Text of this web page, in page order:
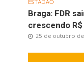
ESTADÃO
Braga: FDR
crescendo
25 de outubro